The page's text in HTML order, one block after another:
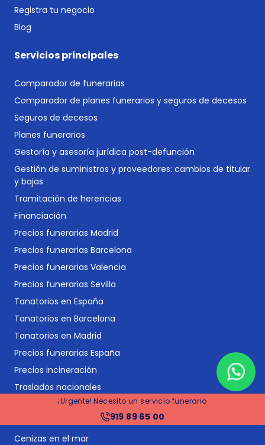
¡Urgente! Necesito un servicio funerario
919 89 65 00
Registra tu negocio
Blog
Servicios principales
Comparador de funerarias
Comparador de planes funerarios y seguros de decesos
Seguros de decesos
Planes funerarios
Gestoría y asesoría jurídica post-defunción
Gestión de suministros y proveedores: cambios de titular
y bajas
Tramitación de herencias
Financiación
Precios funerarias Madrid
Precios funerarias Barcelona
Precios funerarias Valencia
Precios funerarias Sevilla
Tanatorios en España
Tanatorios en Barcelona
Tanatorios en Madrid
Precios funerarias España
Precios incineración
Traslados nacionales
Repatriaciones internacionales
Vídeos conmemorativos
Cenizas en el mar